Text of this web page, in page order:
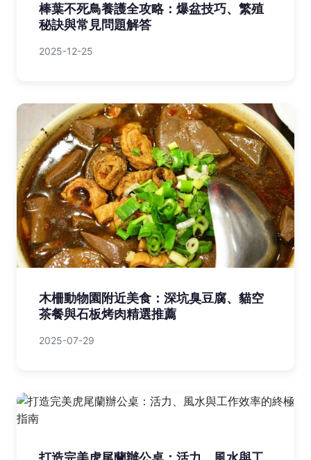
棒葉不死鳥養護全攻略：爆盆技巧、繁殖
秘訣與常見問題解答
2025-12-25
木柵動物園附近美食：深坑臭豆腐、貓空
茶餐與石板烤肉精選推薦
2025-07-29